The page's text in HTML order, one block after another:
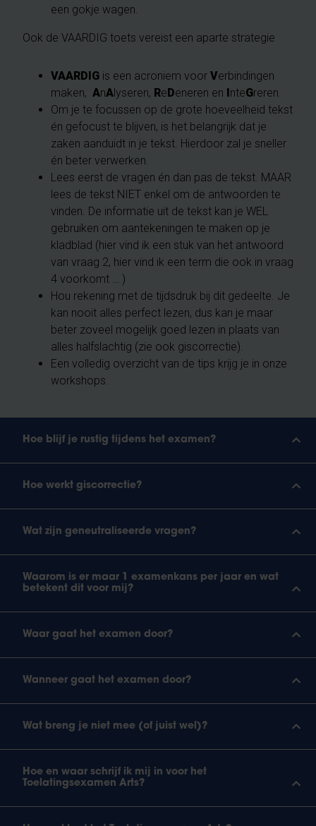
een gokje wagen.
Ook de VAARDIG toets vereist een aparte strategie
VAARDIG is een acroniem voor Verbindingen
maken, AnAlyseren, ReDeneren en InteGreren.
Om je te focussen op de grote hoeveelheid tekst
én gefocust te blijven, is het belangrijk dat je
zaken aanduidt in je tekst. Hierdoor zal je sneller
én beter verwerken.
Lees eerst de vragen én dan pas de tekst. MAAR
lees de tekst NIET enkel om de antwoorden te
vinden. De informatie uit de tekst kan je WEL
gebruiken om aantekeningen te maken op je
kladblad (hier vind ik een stuk van het antwoord
van vraag 2, hier vind ik een term die ook in vraag
4 voorkomt … )
Hou rekening met de tijdsdruk bij dit gedeelte. Je
kan nooit alles perfect lezen, dus kan je maar
beter zoveel mogelijk goed lezen in plaats van
alles halfslachtig (zie ook giscorrectie).
Een volledig overzicht van de tips krijg je in onze
workshops.
Hoe blijf je rustig tijdens het examen?
Hoe werkt giscorrectie?
Wat zijn geneutraliseerde vragen?
Waarom is er maar 1 examenkans per jaar en wat
betekent dit voor mij?
Waar gaat het examen door?
Wanneer gaat het examen door?
Wat breng je niet mee (of juist wel)?
Hoe en waar schrijf ik mij in voor het
Toelatingsexamen Arts?